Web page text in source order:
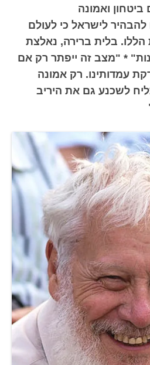
ואמונה
להבהיר לישראל כי לעולם
הללו. בלית ברירה, נאלצת
* "מצב זה ייפתר רק אם
עמדותינו. רק אמונה
לשכנע גם את היריב